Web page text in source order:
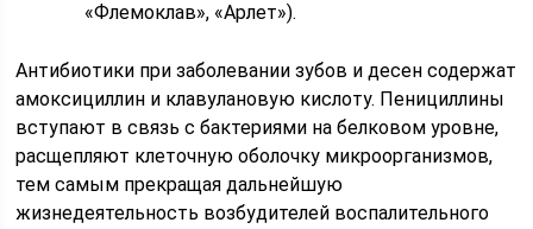
«Флемоклав», «Арлет»).
Антибиотики при заболевании зубов и десен содержат
амоксициллин и клавулановую кислоту. Пенициллины
вступают в связь с бактериями на белковом уровне,
расщепляют клеточную оболочку микроорганизмов,
тем самым прекращая дальнейшую
жизнедеятельность возбудителей воспалительного